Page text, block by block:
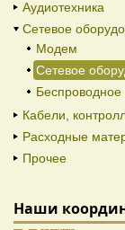
Аудиотехника
Сетевое
Модем
Сетевое
Кабели,
Расходные
Прочее
Наши